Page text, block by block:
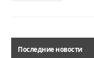
Последние новости